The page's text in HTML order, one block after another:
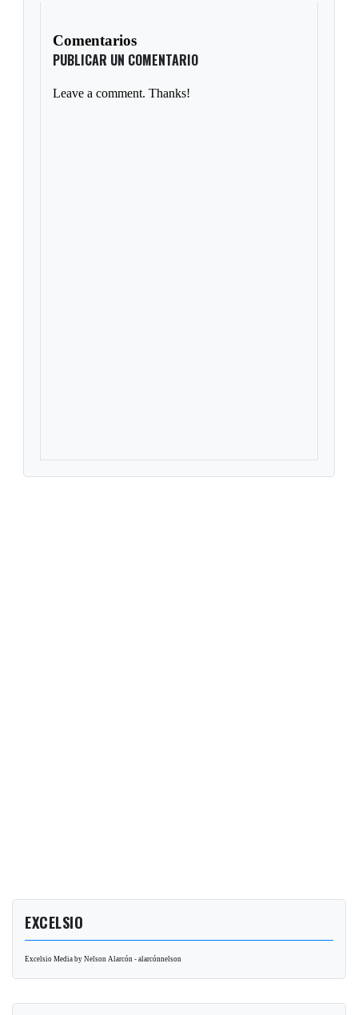
Comentarios
PUBLICAR UN COMENTARIO
Leave a comment. Thanks!
EXCELSIO
Excelsio Media by Nelson Alarcón - alarcónnelson